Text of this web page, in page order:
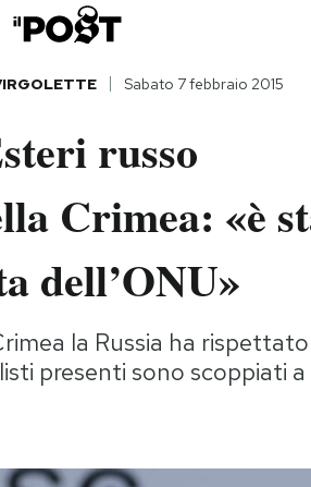
Sabato 7 febbraio 2015
russo
Crimea: «è
dell’ONU»
la Russia ha
presenti sono scoppiati